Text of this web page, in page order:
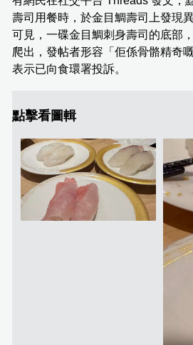
壽司用餐時，於金目鯛壽司上發現
可見，一碟金目鯛刺身壽司的底部
爬出，發帖者形容「佢係骨骼精奇
表示已向食環署投訴。
點擊看圖輯